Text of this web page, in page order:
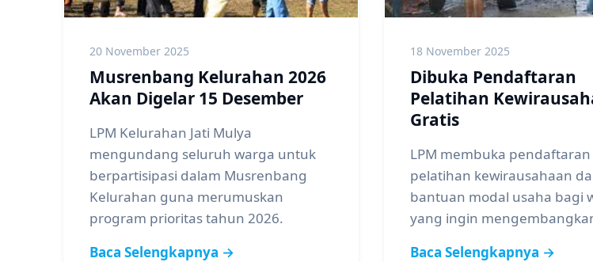
20 November 2025
Musrenbang Kelurahan 2026
Akan Digelar 15 Desember
LPM Kelurahan Jati Mulya
mengundang seluruh warga untuk
berpartisipasi dalam Musrenbang
Kelurahan guna merumuskan
program prioritas tahun 2026.
Baca Selengkapnya →
18 November 2025
Dibuka Pendaftaran
Pelatihan
Gratis
LPM membuka pendaftaran
pelatihan kewirausahaan
bantuan modal usaha bagi
yang ingin
Baca Selengkapnya →